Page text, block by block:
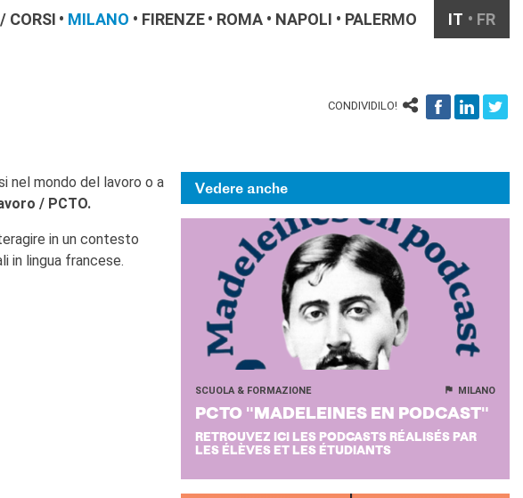
CORSI MILANO FIRENZE ROMA NAPOLI PALERMO IT FR
CONDIVIDILO!
nel mondo del lavoro o a
/ PCTO.
in un contesto
in lingua francese.
Vedere anche
SCUOLA & FORMAZIONE MILANO
PCTO "MA­DE­LEI­NES EN PO­D­CA­ST"
RETROUVEZ ICI LES PODCASTS RÉALISÉS PAR
LES ÉLÈVES ET LES ÉTUDIANTS